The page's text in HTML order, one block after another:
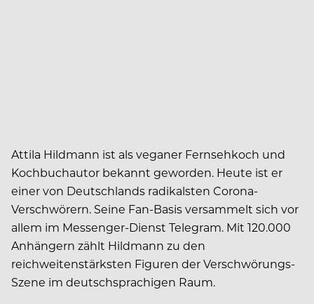
Attila Hildmann ist als veganer Fernsehkoch und
Kochbuchautor bekannt geworden. Heute ist er
einer von Deutschlands radikalsten Corona-
Verschwörern. Seine Fan-Basis versammelt sich vor
allem im Messenger-Dienst Telegram. Mit 120.000
Anhängern zählt Hildmann zu den
reichweitenstärksten Figuren der Verschwörungs-
Szene im deutschsprachigen Raum.